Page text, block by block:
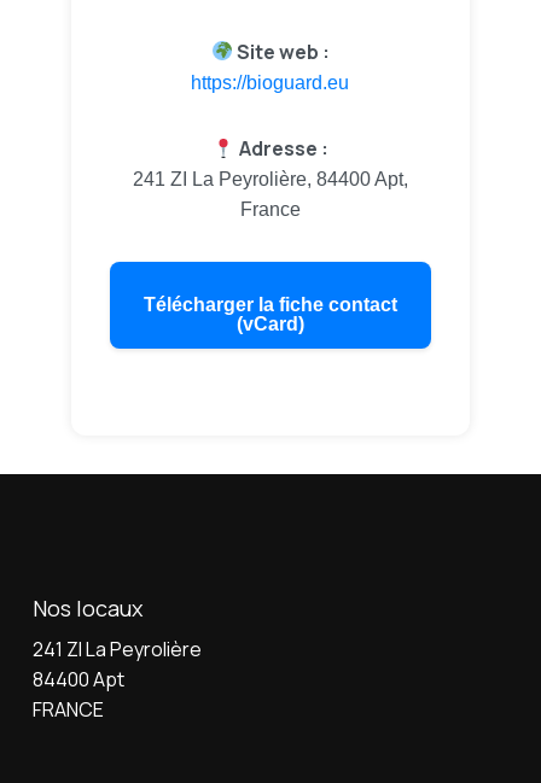
Site web :
https://bioguard.eu
Adresse :
241 ZI La Peyrolière, 84400 Apt,
France
Télécharger la fiche contact
(vCard)
Nos locaux
241 ZI La Peyrolière
84400 Apt
FRANCE